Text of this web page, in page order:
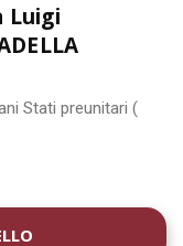
Luigi
Stati preunitari (